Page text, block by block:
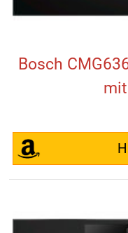
Bosch